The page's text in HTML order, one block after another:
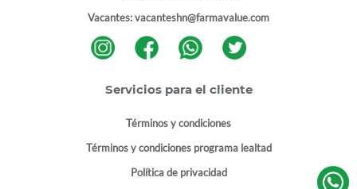
Vacantes:vacanteshn@farmavalue.com
Servicios para el cliente
Términos y condiciones
Términos y condiciones programa lealtad
Política de privacidad